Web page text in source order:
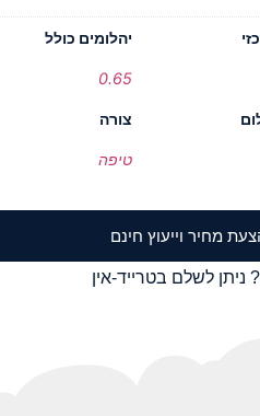
יהלומים כולל
0.65
צורה
טיפה
מחיר וייעוץ חינם
ניתן לשלם בטרייד-אין